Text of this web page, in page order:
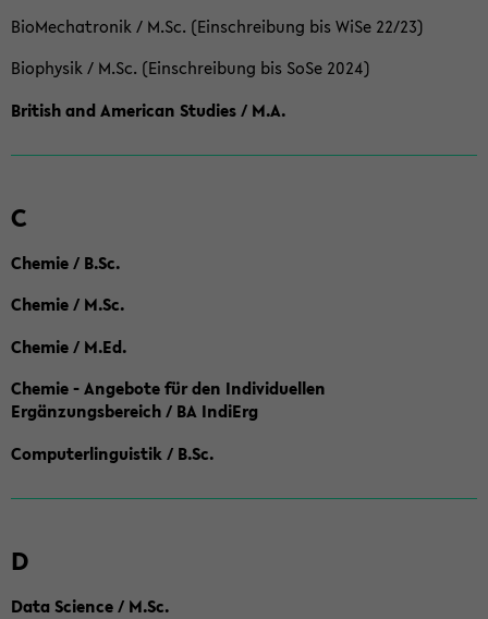
BioMechatronik / M.Sc. (Einschreibung bis WiSe 22/23)
Biophysik / M.Sc. (Einschreibung bis SoSe 2024)
British and American Studies / M.A.
C
Chemie / B.Sc.
Chemie / M.Sc.
Chemie / M.Ed.
Chemie - Angebote für den Individuellen
Ergänzungsbereich / BA IndiErg
Computerlinguistik / B.Sc.
D
Data Science / M.Sc.